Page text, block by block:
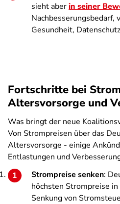
sieht aberin seiner
Nachbesserungsbedarf,
Gesundheit,
Fortschritte bei
Altersvorsorge und
Was bringt der neue
Von Strompreisen über das
Altersvorsorge - einige
Entlastungen und
Strompreise senken:
höchsten Strompreise
Senkung von